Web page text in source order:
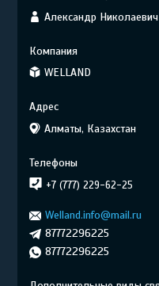
Александр Николаевич
WELLAND
Алматы, Казахстан
+7 (777) 229-62-25
Welland.info@mail.ru
87772296225
87772296225